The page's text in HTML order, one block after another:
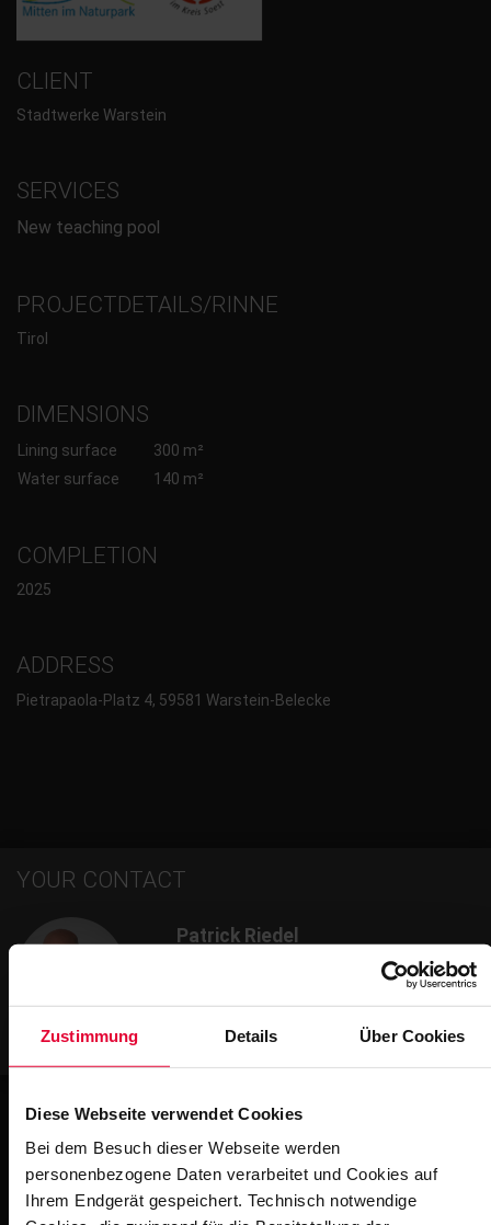
Zustimmung Details Über Cookies
Diese Webseite verwendet Cookies
Bei dem Besuch dieser Webseite werden
personenbezogene Daten verarbeitet und Cookies auf
Ihrem Endgerät gespeichert. Technisch notwendige
CLIENT
Stadtwerke Warstein
SERVICES
New teaching pool
PROJECTDETAILS/RINNE
Tirol
DIMENSIONS
Lining surface
300 m²
Water surface
140 m²
COMPLETION
2025
ADDRESS
Pietrapaola-Platz 4, 59581 Warstein-Belecke
YOUR CONTACT
Patrick Riedel
+49 2623 600-197
patrick.riedel@steuler.de
Impressions